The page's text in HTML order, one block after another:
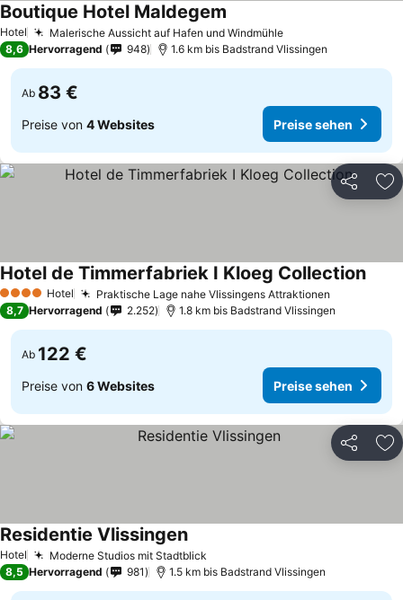
Hotel Malerische Aussicht auf Hafen und Windmühle
Boutique Hotel Maldegem
8,6 Hervorragend 948 1.6 km bis Badstrand Vlissingen
Ab 83 €
Preise von 4 Websites Preise sehen
Teilen
4 Sterne Hotel Praktische Lage nahe Vlissingens Attraktionen
Hotel de Timmerfabriek I Kloeg Collection
8,7 Hervorragend 2.252 1.8 km bis Badstrand Vlissingen
Ab 122 €
Preise von 6 Websites Preise sehen
Teilen
Hotel Moderne Studios mit Stadtblick
Residentie Vlissingen
8,5 Hervorragend 981 1.5 km bis Badstrand Vlissingen